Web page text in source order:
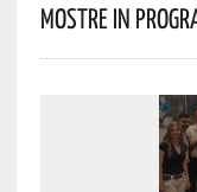
Mostre In